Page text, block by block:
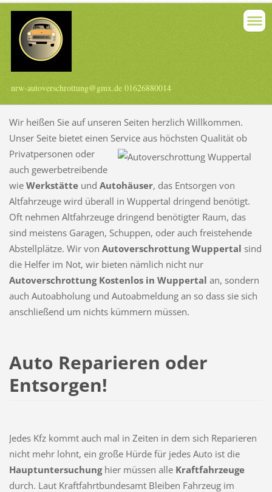
nrw-autoverschrottung@gmx.de 01626880014
Wir heißen Sie auf unseren Seiten herzlich Willkommen.
Unser Seite bietet einen Service aus höchsten Qualität ob
Privatpersonen oder
auch gewerbetreibende
wie Werkstätteund Autohäuser, das Entsorgen von
Altfahrzeuge wird überall in Wuppertal dringend benötigt.
Oft nehmen Altfahrzeuge dringend benötigter Raum, das
sind meistens Garagen, Schuppen, oder auch freistehende
Abstellplätze. Wir von Autoverschrottung Wuppertal sind
die Helfer im Not, wir bieten nämlich nicht nur
Autoverschrottung Kostenlos in Wuppertal an, sondern
auch Autoabholung und Autoabmeldung an so dass sie sich
anschließend um nichts kümmern müssen.
Auto Reparieren oder
Entsorgen!
Jedes Kfz kommt auch mal in Zeiten in dem sich Reparieren
nicht mehr lohnt, ein große Hürde für jedes Auto ist die
Hauptuntersuchunghier müssen alle Kraftfahrzeuge
durch. Laut Kraftfahrtbundesamt Bleiben Fahrzeug im